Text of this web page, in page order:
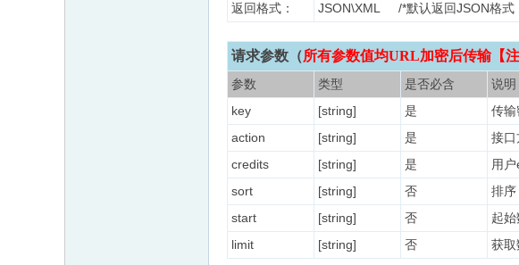
返回格式：
JSON\XML /*默认返回JSON格式
请求参数（所有参数值均URL加密后传输【
参数 类型 是否必含 说明
key
[string] 是 传输
action
[string] 是 接口
credits
[string] 是 用
sort
[string] 否 排序
start
[string] 否 起
limit
[string] 否 获取